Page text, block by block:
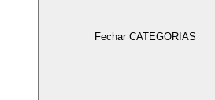
Fechar CATEGORIAS